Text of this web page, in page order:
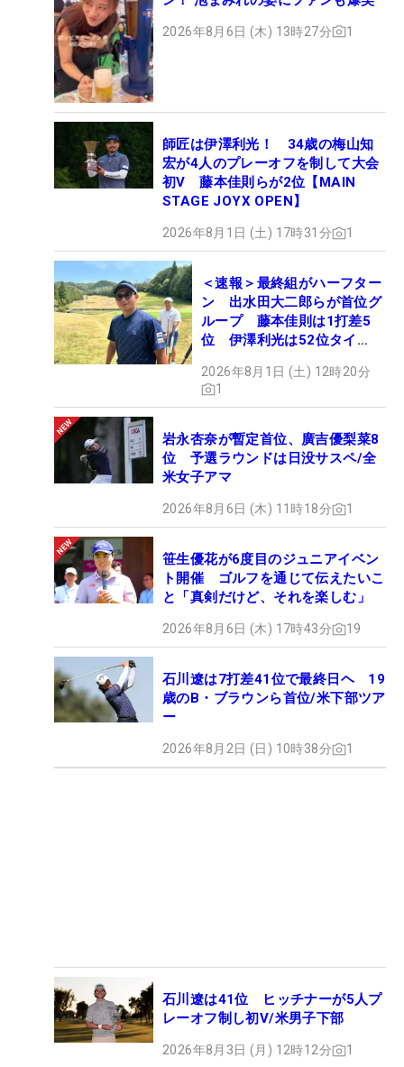
2026年8月6日 (木) 13時27分 1
師匠は伊澤利光！ 34歳の梅山知
宏が4人のプレーオフを制して大会
初V 藤本佳則らが2位【MAIN
STAGE JOYX OPEN】
2026年8月1日 (土) 17時31分 1
＜速報＞最終組がハーフター
ン 出水田大二郎らが首位グ
ループ 藤本佳則は1打差5
位 伊澤利光は52位タイ
OPEN】
2026年8月1日 (土) 12時20分
1
岩永杏奈が暫定首位、廣吉優梨菜8
位 予選ラウンドは日没サスペ/全
米女子アマ
2026年8月6日 (木) 11時18分 1
笹生優花が6度目のジュニアイベン
ト開催 ゴルフを通じて伝えたいこ
と「真剣だけど、それを楽しむ」
2026年8月6日 (木) 17時43分 19
石川遼は7打差41位で最終日ヘ 19
歳のB・ブラウンら首位/米下部ツア
ー
2026年8月2日 (日) 10時38分 1
石川遼は41位 ヒッチナーが5人プ
レーオフ制し初V/米男子下部
2026年8月3日 (月) 12時12分 1